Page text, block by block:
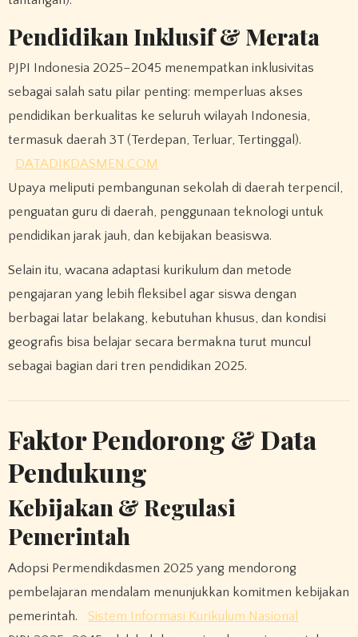
Pendidikan Inklusif & Merata
PJPI Indonesia 2025–2045 menempatkan inklusivitas
sebagai salah satu pilar penting: memperluas akses
pendidikan berkualitas ke seluruh wilayah Indonesia,
termasuk daerah 3T (Terdepan, Terluar, Tertinggal).
DATADIKDASMEN.COM
Upaya meliputi pembangunan sekolah di daerah terpencil,
penguatan guru di daerah, penggunaan teknologi untuk
pendidikan jarak jauh, dan kebijakan beasiswa.
Selain itu, wacana adaptasi kurikulum dan metode
pengajaran yang lebih fleksibel agar siswa dengan
berbagai latar belakang, kebutuhan khusus, dan kondisi
geografis bisa belajar secara bermakna turut muncul
sebagai bagian dari tren pendidikan 2025.
Faktor Pendorong & Data
Pendukung
Kebijakan & Regulasi
Pemerintah
Adopsi Permendikdasmen 2025 yang mendorong
pembelajaran mendalam menunjukkan komitmen kebijakan
pemerintah.
Sistem Informasi Kurikulum Nasional